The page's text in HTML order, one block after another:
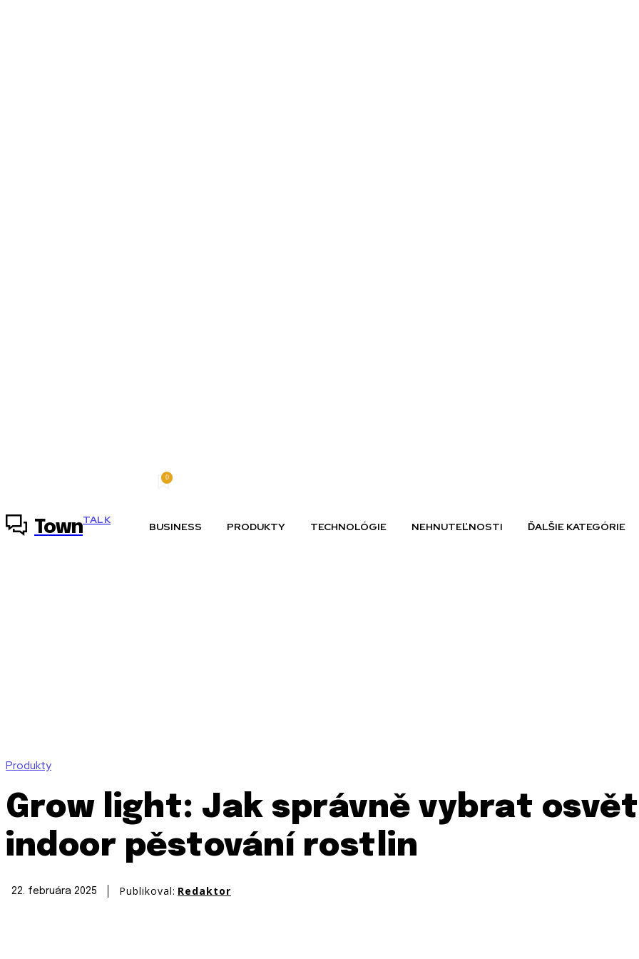
0
TownTALK
BUSINESS PRODUKTY TECHNOLÓGIE NEHNUTEĽNOSTI ĎALŠIE KATEGÓRIE
Produkty
Grow light: Jak správně vybrat
indoor pěstování rostlin
22. februára 2025 Publikoval: Redaktor